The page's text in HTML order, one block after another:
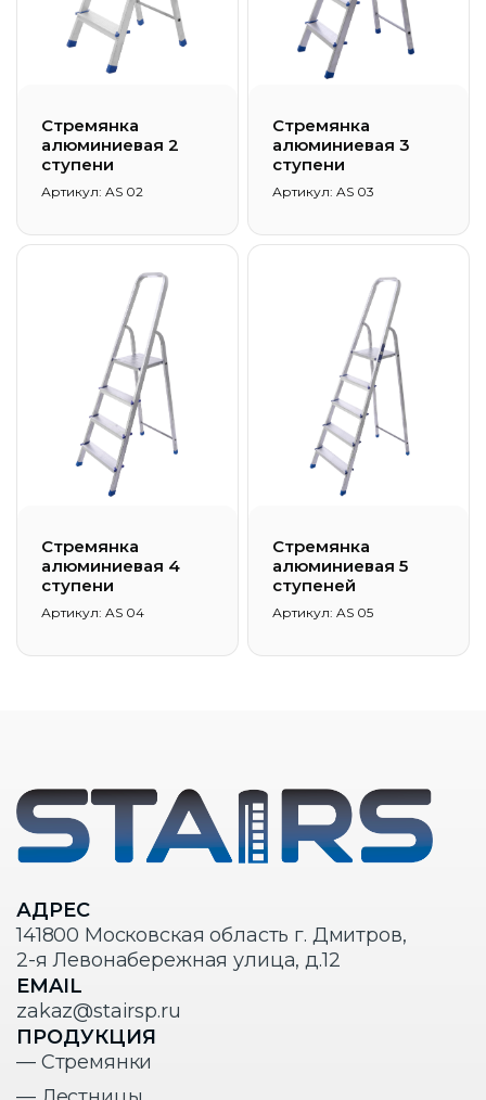
Стремянка
алюминиевая 2
ступени
Артикул: AS 02
Стремянка
алюминиевая 3
ступени
Артикул: AS 03
Стремянка
алюминиевая 4
ступени
Артикул: AS 04
Стремянка
алюминиевая 5
ступеней
Артикул: AS 05
АДРЕС
141800 Московская область г. Дмитров,
2-я Левонабережная улица, д.12
EMAIL
zakaz@stairsp.ru
ПРОДУКЦИЯ
— Стремянки